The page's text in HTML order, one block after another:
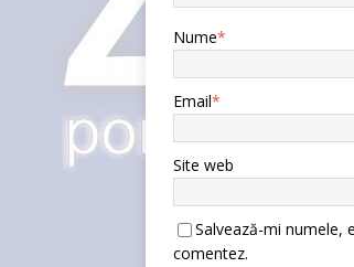
Nume*
Email*
Site web
Salvează-mi numele,
comentez.